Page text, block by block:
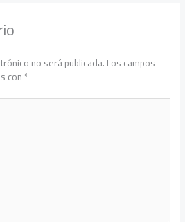
no será publicada.Los campos
con*